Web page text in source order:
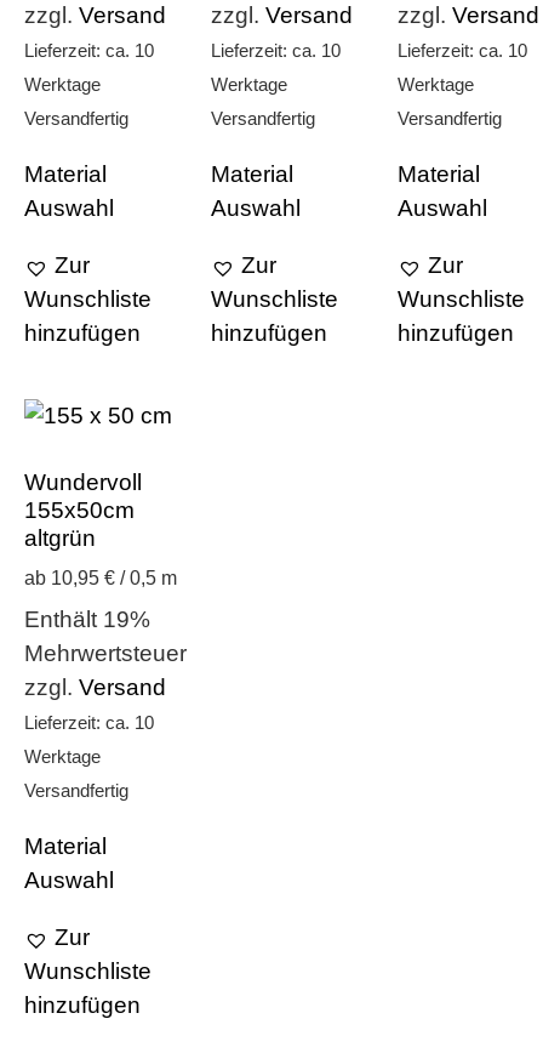
zzgl. Versand
Lieferzeit: ca. 10
Werktage
Versandfertig
Material
Auswahl
Zur
Wunschliste
hinzufügen
zzgl. Versand
Lieferzeit: ca. 10
Werktage
Versandfertig
Material
Auswahl
Zur
Wunschliste
hinzufügen
zzgl. Versand
Lieferzeit: ca. 10
Werktage
Versandfertig
Material
Auswahl
Zur
Wunschliste
hinzufügen
Wundervoll
155x50cm
altgrün
ab 10,95 € / 0,5 m
Enthält 19%
Mehrwertsteuer
zzgl. Versand
Lieferzeit: ca. 10
Werktage
Versandfertig
Material
Auswahl
Zur
Wunschliste
hinzufügen